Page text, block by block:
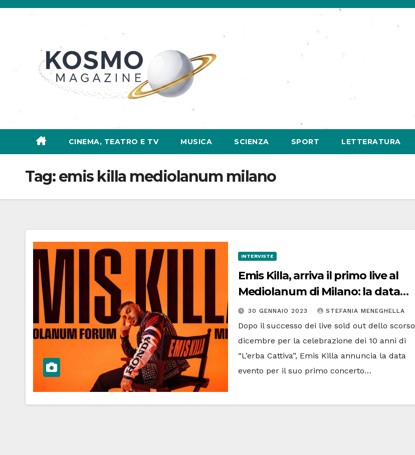
Salta
CINEMA, TEATRO E TV MUSICA SCIENZA SPORT LETTERATURA
Tag:emis killa mediolanum milano
INTERVISTE
Emis Killa, arriva il primo live al
Mediolanum di Milano: la data
evento
30 GENNAIO 2023 STEFANIA MENEGHELLA
Dopo il successo dei live sold out dello scorso
dicembre per la celebrazione dei 10 anni di
“L’erba Cattiva”, Emis Killa annuncia la data
evento per il suo primo concerto…